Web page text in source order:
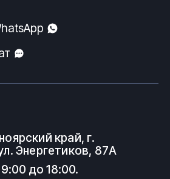
край, г.
Энергетиков, 87А
до 18:00.